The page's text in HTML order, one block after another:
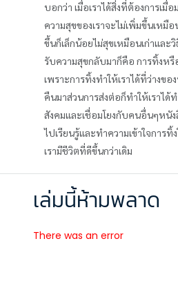
บอกว่า เมื่อเราได้สิ่งที่ต้องการเมื่
ความสุขของเราจะไม่เพิ่มขึ้นเหมื
ขึ้นก็เล็กน้อยไม่สุขเหมือนเก่าและ
รับความสุขกลับมาก็คือ การทิ้งหรื
เพราะการทิ้งทำให้เราได้ที่ว่างข
คืนมาส่วนการส่งต่อก็ทำให้เราได้
สังคมและเชื่อมโยงกับคนอื่นๆหนัง
ไปเรียนรู้และทำความเข้าใจการทิ้
เรามีชีวิตที่ดีขึ้นกว่าเดิม
เล่มนี้ห้ามพลาด
There was an error